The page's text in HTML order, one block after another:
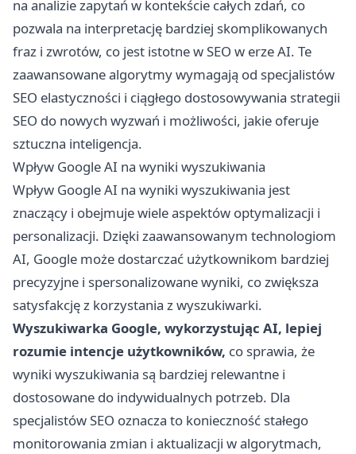
na analizie zapytań w kontekście całych zdań, co
pozwala na interpretację bardziej skomplikowanych
fraz i zwrotów, co jest istotne w SEO w erze AI. Te
zaawansowane algorytmy wymagają od specjalistów
SEO elastyczności i ciągłego dostosowywania strategii
SEO do nowych wyzwań i możliwości, jakie oferuje
sztuczna inteligencja.
Wpływ Google AI na wyniki wyszukiwania
Wpływ Google AI na wyniki wyszukiwania jest
znaczący i obejmuje wiele aspektów optymalizacji i
personalizacji. Dzięki zaawansowanym technologiom
AI, Google może dostarczać użytkownikom bardziej
precyzyjne i spersonalizowane wyniki, co zwiększa
satysfakcję z korzystania z wyszukiwarki.
Wyszukiwarka Google, wykorzystując AI, lepiej
rozumie intencje użytkowników, co sprawia, że
wyniki wyszukiwania są bardziej relewantne i
dostosowane do indywidualnych potrzeb. Dla
specjalistów SEO oznacza to konieczność stałego
monitorowania zmian i aktualizacji w algorytmach,